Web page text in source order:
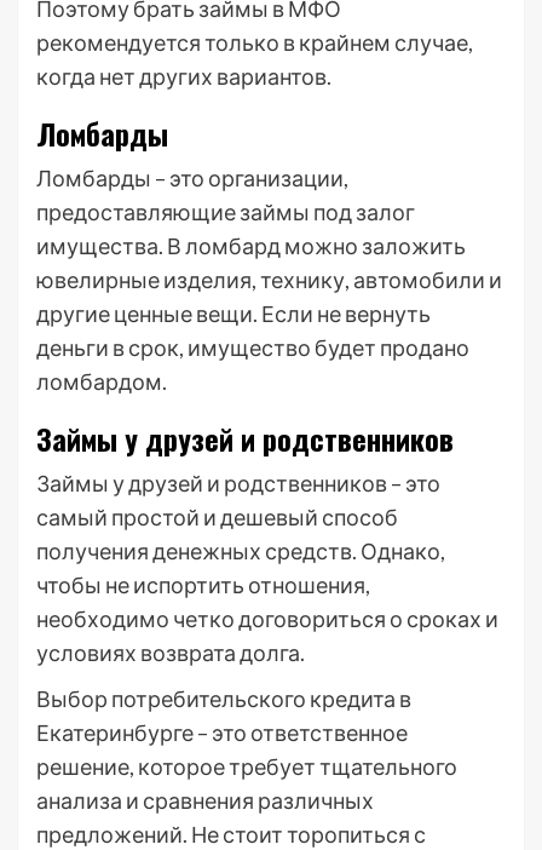
Поэтому брать займы в МФО
рекомендуется только в крайнем случае,
когда нет других вариантов.
Ломбарды
Ломбарды – это организации,
предоставляющие займы под залог
имущества. В ломбард можно заложить
ювелирные изделия, технику, автомобили и
другие ценные вещи. Если не вернуть
деньги в срок, имущество будет продано
ломбардом.
Займы у друзей и родственников
Займы у друзей и родственников – это
самый простой и дешевый способ
получения денежных средств. Однако,
чтобы не испортить отношения,
необходимо четко договориться о сроках и
условиях возврата долга.
Выбор потребительского кредита в
Екатеринбурге – это ответственное
решение, которое требует тщательного
анализа и сравнения различных
предложений. Не стоит торопиться с